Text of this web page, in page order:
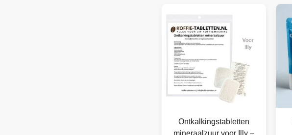
Ontkalkingstabletten
mineraalzuur voor Illy –